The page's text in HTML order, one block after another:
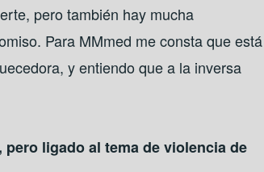
pero también hay mucha
Para MMmed me consta que está
y entiendo que a la inversa
ligado al tema de violencia de